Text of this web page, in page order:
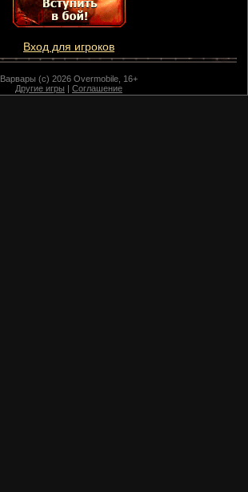
Вход для игроков
Варвары (c) 2026 Overmobile, 16+
Другие игры | Соглашение